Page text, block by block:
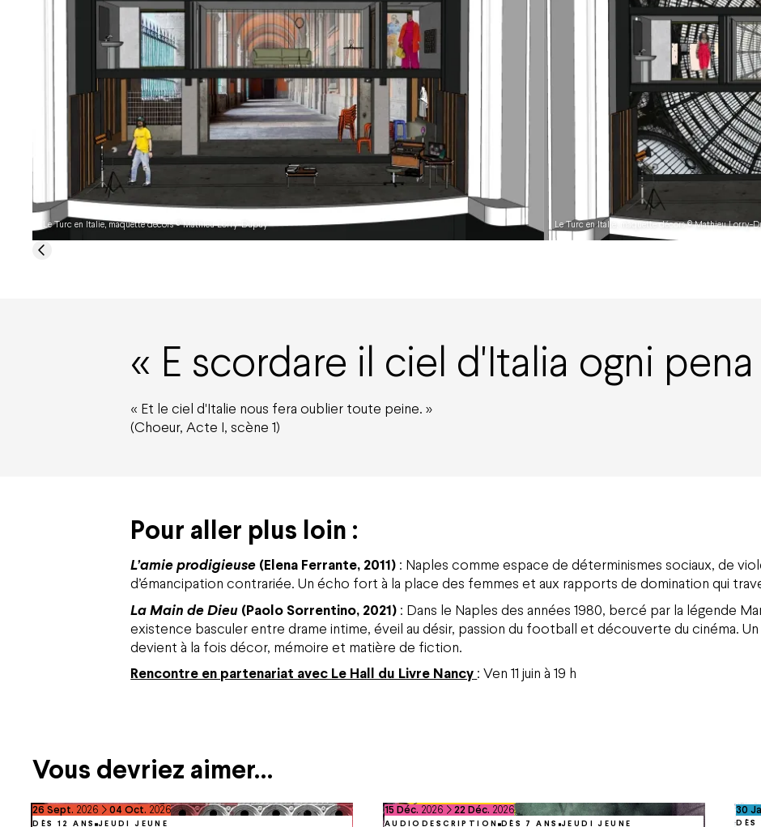
Le Turc en Italie, maquette décors © Mathieu Lorry-Dupuy Le Turc en Italie, maquette décors © Mathieu Lorry-
E scordare il ciel d'Italia ogni
« Et le ciel d'Italie nous fera oublier toute peine. »
(Choeur, Acte I, scène 1)
Pour aller plus loin :
L’amie prodigieuse (Elena Ferrante, 2011) : Naples comme espace de déterminismes sociaux, de
d’émancipation contrariée. Un écho fort à la place des femmes et aux rapports de domination qui
La Main de Dieu (Paolo Sorrentino, 2021) : Dans le Naples des années 1980, bercé par la légende
existence basculer entre drame intime, éveil au désir, passion du football et découverte du cinéma.
devient à la fois décor, mémoire et matière de fiction.
Rencontre en partenariat avec Le Hall du Livre Nancy : Ven 11 juin à 19 h
Vous devriez aimer…
DÈS 12 ANS JEUDI JEUNE
du
26septembre
Sept. 2026 au
04octobre
Oct. 2026
AUDIODESCRIPTION DÈS 7 ANS JEUDI JEUNE
du
15décembre
Déc. 2026 au
22décembre
Déc. 2026
DÈS
du
30